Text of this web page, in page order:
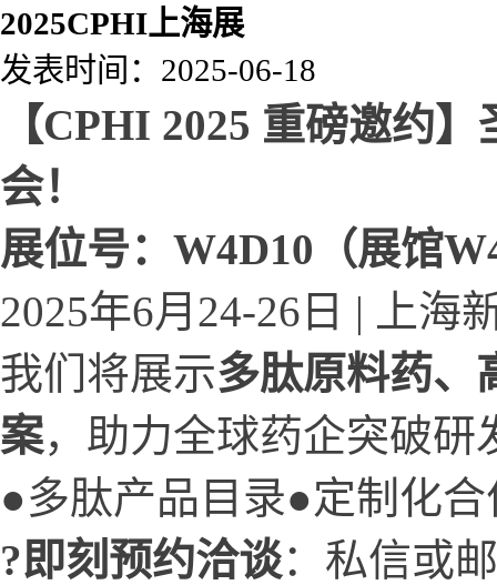
2025CPHI上海展
发表时间：2025-06-18
【CPHI 2025 重磅邀约
会！
展位号：W4D10（展馆
2025年6月24-26日 | 上海
我们将展示多肽原料药、
案，助力全球药企突破研
●多肽产品目录●定制化
?即刻预约洽谈：私信或